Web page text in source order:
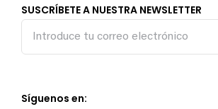
SUSCRÍBETE A NUESTRA NEWSLETTER
Síguenos en: